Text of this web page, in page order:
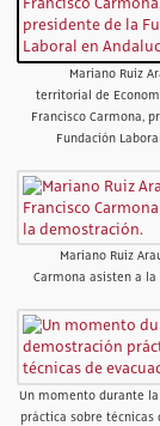
Mariano Ruiz
territorial de
Francisco Carmona,
Fundación
Mariano Ruiz
Carmona asisten a
Un momento durante
práctica sobre técnicas